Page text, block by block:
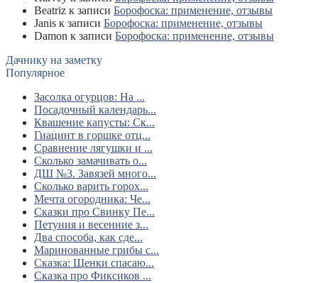
Beatriz к записи Борофоска: применение, отзывы
Janis к записи Борофоска: применение, отзывы
Damon к записи Борофоска: применение, отзывы
Дачнику на заметку
Популярное
Засолка огурцов: На ...
Посадочный календарь...
Квашение капусты: Ск...
Гиацинт в горшке отц...
Сравнение лягушки и ...
Сколько замачивать о...
ДШ №3. Завязей много...
Сколько варить горох...
Мечта огородника: Че...
Сказки про Свинку Пе...
Петуния и весенние з...
Два способа, как сде...
Маринованные грибы с...
Сказка: Щенки спасаю...
Сказка про Фиксиков ...